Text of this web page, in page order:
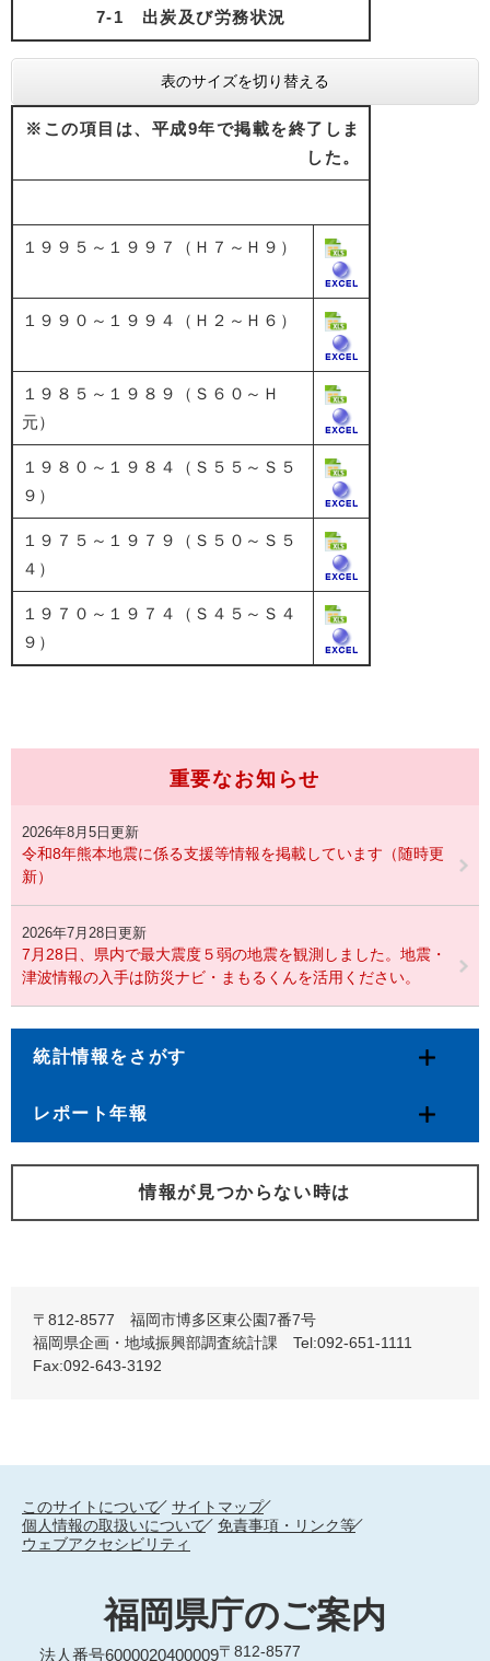
7-1 出炭及び労務状況
表のサイズを切り替える
※この項目は、平成9年で掲載を終了しま
した。
１９９５～１９９７（Ｈ７～Ｈ９）
１９９０～１９９４（Ｈ２～Ｈ６）
１９８５～１９８９（Ｓ６０～Ｈ
元）
１９８０～１９８４（Ｓ５５～Ｓ５
９）
１９７５～１９７９（Ｓ５０～Ｓ５
４）
１９７０～１９７４（Ｓ４５～Ｓ４
９）
重要なお知らせ
2026年8月5日更新
令和8年熊本地震に係る支援等情報を掲載しています（随時更
新）
2026年7月28日更新
7月28日、県内で最大震度５弱の地震を観測しました。地震・
津波情報の入手は防災ナビ・まもるくんを活用ください。
統計情報をさがす
レポート年報
情報が見つからない時は
〒812-8577 福岡市博多区東公園7番7号
福岡県企画・地域振興部調査統計課 Tel:092-651-1111
Fax:092-643-3192
このサイトについて
サイトマップ
個人情報の取扱いについて
免責事項・リンク等
ウェブアクセシビリティ
福岡県庁のご案内
法人番号6000020400009〒812-8577